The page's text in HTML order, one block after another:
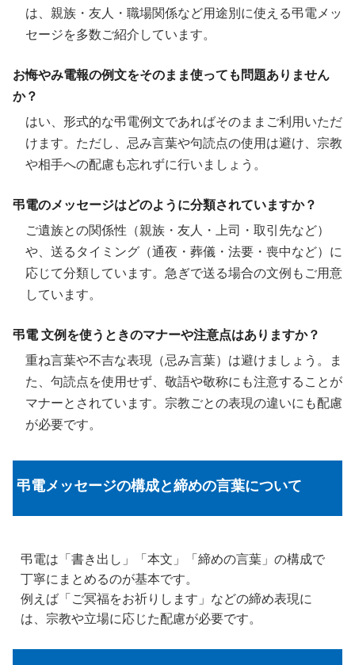
は、親族・友人・職場関係など用途別に使える弔電メッ
セージを多数ご紹介しています。
お悔やみ電報の例文をそのまま使っても問題ありません
か？
はい、形式的な弔電例文であればそのままご利用いただ
けます。ただし、忌み言葉や句読点の使用は避け、宗教
や相手への配慮も忘れずに行いましょう。
弔電のメッセージはどのように分類されていますか？
ご遺族との関係性（親族・友人・上司・取引先など）
や、送るタイミング（通夜・葬儀・法要・喪中など）に
応じて分類しています。急ぎで送る場合の文例もご用意
しています。
弔電 文例を使うときのマナーや注意点はありますか？
重ね言葉や不吉な表現（忌み言葉）は避けましょう。ま
た、句読点を使用せず、敬語や敬称にも注意することが
マナーとされています。宗教ごとの表現の違いにも配慮
が必要です。
弔電メッセージの構成と締めの言葉について
弔電は「書き出し」「本文」「締めの言葉」の構成で
丁寧にまとめるのが基本です。
例えば「ご冥福をお祈りします」などの締め表現に
は、宗教や立場に応じた配慮が必要です。